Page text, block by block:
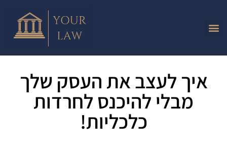
איך לעצב את העסק שלך
מבלי להיכנס לחרדות
כלכליות!